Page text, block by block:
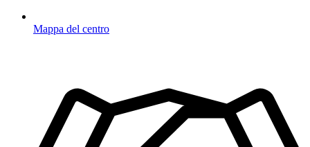
Mappa del centro